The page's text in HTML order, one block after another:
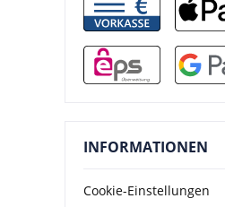
INFORMATIONEN
Cookie-Einstellungen